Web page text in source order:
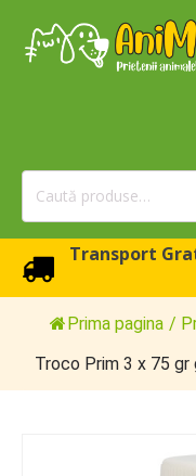
Caută
Transport
Prima pagina /
Troco Prim 3 x 75 gr